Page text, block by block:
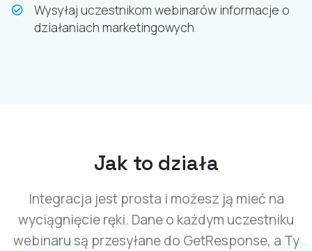
Wysyłaj uczestnikom webinarów informacje o
działaniach marketingowych
Jak to działa
Integracja jest prosta i możesz ją mieć na
wyciągnięcie ręki. Dane o każdym uczestniku
webinaru są przesyłane do GetResponse, a Ty